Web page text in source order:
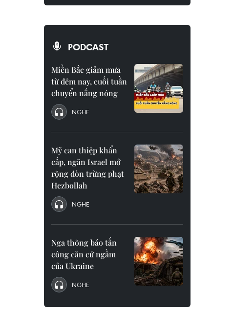
PODCAST
Miền Bắc giảm mưa
từ đêm nay, cuối tuần
chuyển nắng nóng
NGHE
Mỹ can thiệp khẩn
cấp, ngăn Israel mở
rộng đòn trừng phạt
Hezbollah
NGHE
Nga thông báo tấn
công căn cứ ngầm
của Ukraine
NGHE